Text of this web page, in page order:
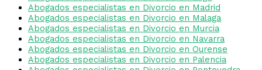
Abogados especialistas en Divorcio en Madrid
Abogados especialistas en Divorcio en Malaga
Abogados especialistas en Divorcio en Murcia
Abogados especialistas en Divorcio en Navarra
Abogados especialistas en Divorcio en Ourense
Abogados especialistas en Divorcio en Palencia